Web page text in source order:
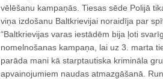
vēlēšanu kampaņās. Tiesas sēde Polijā
viņa izdošanu Baltkrievijai noraidīja par
“Baltkrievijas varas iestādēm bija ļoti
nomelnošanas kampaņa, lai uz 3. marta
parāda mani kā starptautiska krimināla
apvainojumiem naudas atmazgāšanā.